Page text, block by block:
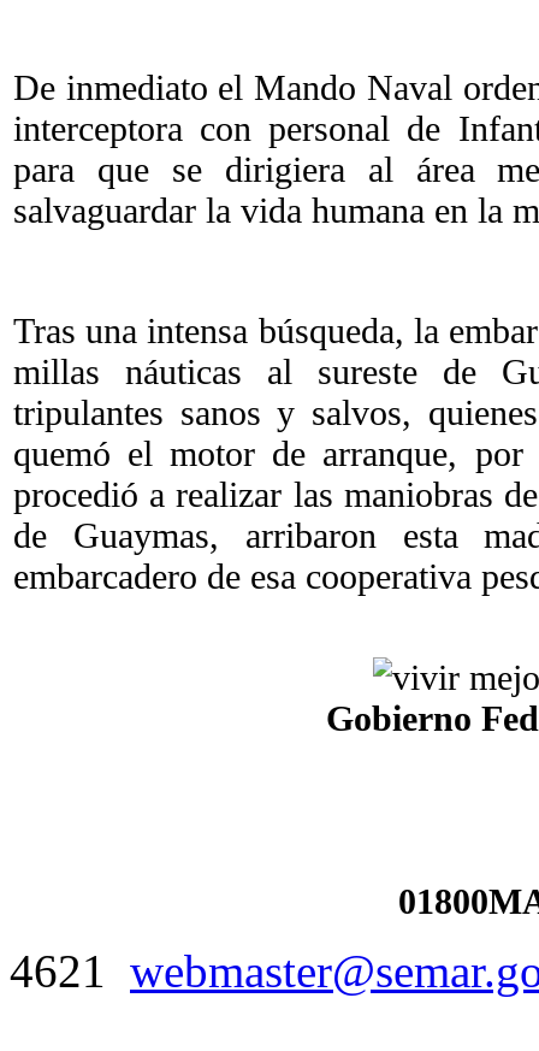
De inmediato el Mando Naval
interceptora con personal de
para que se dirigiera al área
salvaguardar la vida humana en la
Tras una intensa búsqueda, la
millas náuticas al sureste de
tripulantes sanos y salvos,
quemó el motor de arranque,
procedió a realizar las maniobras
de Guaymas, arribaron esta
embarcadero de esa cooperativa
Gobierno
4621